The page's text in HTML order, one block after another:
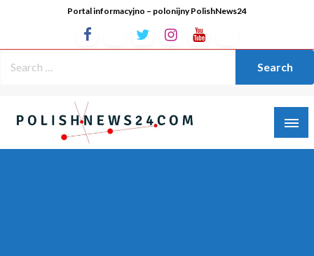
Portal informacyjno – polonijny PolishNews24